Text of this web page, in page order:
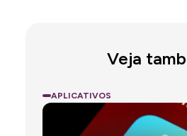
Veja
APLICATIVOS